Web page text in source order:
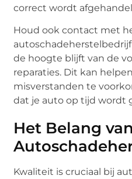
correct wordt
Houd ook contact met
de hoogte blijft van de
reparaties. Dit kan
misverstanden te
dat je auto op tijd wordt
Het Belang
Kwaliteit is cruciaal bij